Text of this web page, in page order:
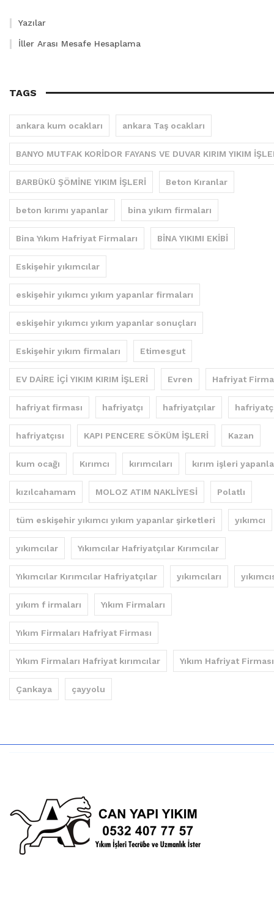
Yazılar
İller Arası Mesafe Hesaplama
TAGS
ankara kum ocakları ankara Taş ocakları
BANYO MUTFAK KORİDOR FAYANS VE DUVAR KIRIM YIKIM
BARBÜKÜ ŞÖMİNE YIKIM İŞLERİ Beton Kıranlar
beton kırımı yapanlar bina yıkım firmaları
Bina Yıkım Hafriyat Firmaları BİNA YIKIMI EKİBİ
Eskişehir yıkımcılar
eskişehir yıkımcı yıkım yapanlar firmaları
eskişehir yıkımcı yıkım yapanlar sonuçları
Eskişehir yıkım firmaları Etimesgut
EV DAİRE İÇİ YIKIM KIRIM İŞLERİ Evren Hafriyat
hafriyat firması hafriyatçı hafriyatçılar
hafriyatçısı KAPI PENCERE SÖKÜM İŞLERİ Kazan
kum ocağı Kırımcı kırımcıları kırım işleri
kızılcahamam MOLOZ ATIM NAKLİYESİ Polatlı
tüm eskişehir yıkımcı yıkım yapanlar şirketleri yıkımcı
yıkımcılar Yıkımcılar Hafriyatçılar Kırımcılar
Yıkımcılar Kırımcılar Hafriyatçılar yıkımcıları
yıkım f irmaları Yıkım Firmaları
Yıkım Firmaları Hafriyat Firması
Yıkım Firmaları Hafriyat kırımcılar Yıkım Hafriyat Firması
Çankaya çayyolu